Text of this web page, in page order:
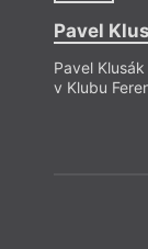
Pavel
Pavel
v Klubu